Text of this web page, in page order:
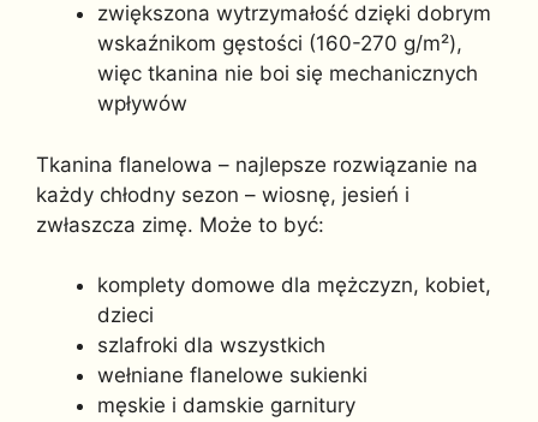
zwiększona wytrzymałość dzięki dobrym
wskaźnikom gęstości (160-270 g/m²),
więc tkanina nie boi się mechanicznych
wpływów
Tkanina flanelowa – najlepsze rozwiązanie na
każdy chłodny sezon – wiosnę, jesień i
zwłaszcza zimę. Może to być:
komplety domowe dla mężczyzn, kobiet,
dzieci
szlafroki dla wszystkich
wełniane flanelowe sukienki
męskie i damskie garnitury